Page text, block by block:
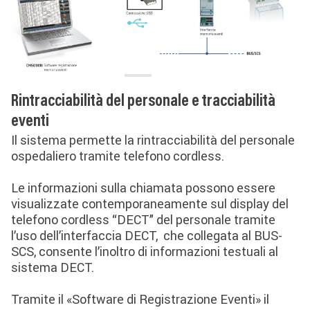
Rintracciabilità del personale e tracciabilità
eventi
Il sistema permette la rintracciabilità del personale
ospedaliero tramite telefono cordless.
Le informazioni sulla chiamata possono essere
visualizzate contemporaneamente sul display del
telefono cordless “DECT” del personale tramite
l’uso dell’interfaccia DECT, che collegata al BUS-
SCS, consente l’inoltro di informazioni testuali al
sistema DECT.
Tramite il «Software di Registrazione Eventi» il